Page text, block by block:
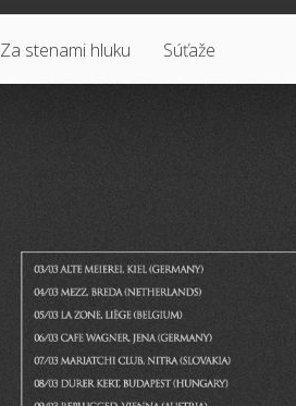
Za stenami hluku Súťaže